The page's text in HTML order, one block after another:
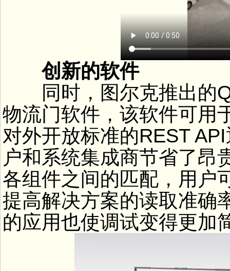
创新的软件
同时，图尔克推出的
物流门软件，该软件可用
对外开放标准的REST
户和系统集成商节省了昂
各组件之间的匹配，用户
提高解决方案的读取准确
的应用也使调试变得更加